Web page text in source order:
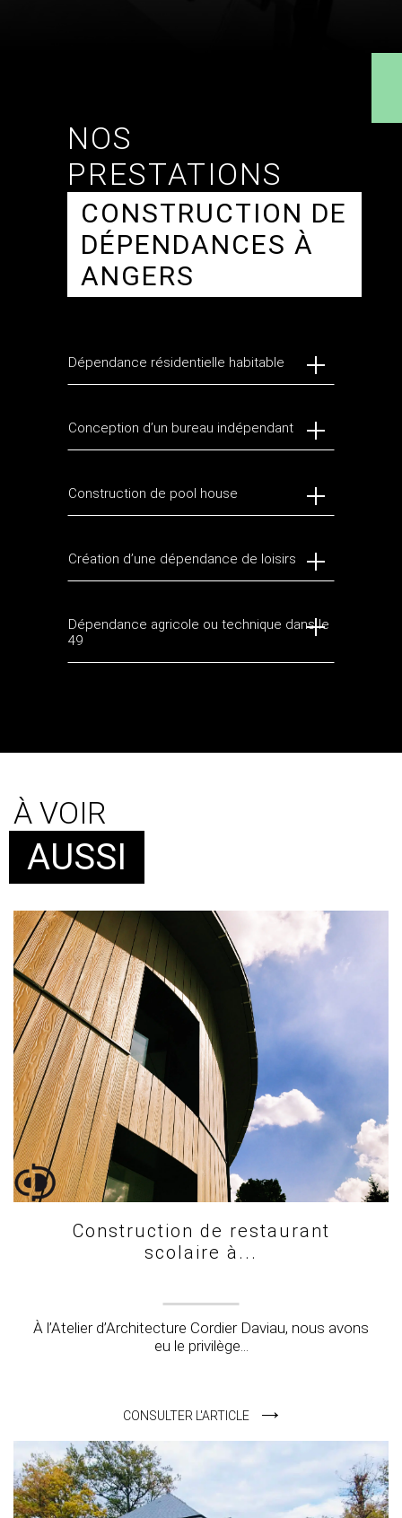
NOS
PRESTATIONS
CONSTRUCTION DE
DÉPENDANCES À
ANGERS
Dépendance résidentielle habitable
Conception d’un bureau indépendant
Construction de pool house
Création d’une dépendance de loisirs
Dépendance agricole ou technique dans le
49
À VOIR
AUSSI
Construction de restaurant
scolaire à...
À l’Atelier d’Architecture Cordier Daviau, nous avons
eu le privilège...
CONSULTER L'ARTICLE